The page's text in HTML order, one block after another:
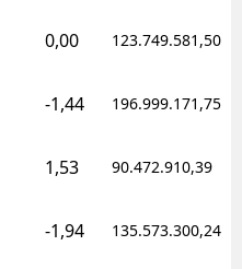
0,00 123.749.581,50
-1,44 196.999.171,75
1,53 90.472.910,39
-1,94 135.573.300,24